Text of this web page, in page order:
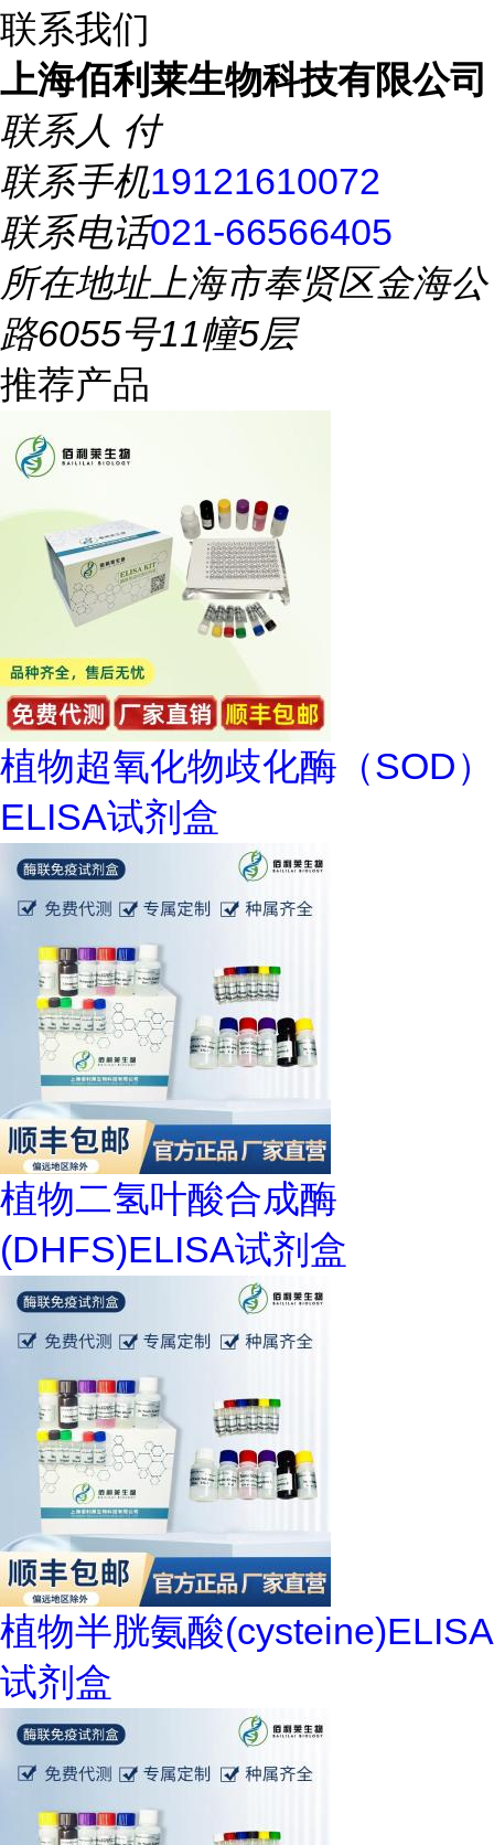
联系我们
上海佰利莱生物科技有限公司
联系人 付
联系手机19121610072
联系电话021-66566405
所在地址上海市奉贤区金海公
路6055号11幢5层
推荐产品
植物超氧化物歧化酶（SOD）
ELISA试剂盒
植物二氢叶酸合成酶
(DHFS)ELISA试剂盒
植物半胱氨酸(cysteine)ELISA
试剂盒